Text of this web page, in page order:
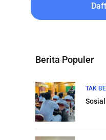
Berita Populer
TAK